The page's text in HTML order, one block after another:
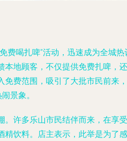
费喝扎啤”活动，迅速成为全城热
本地顾客，不仅提供免费扎啤，还
免费范围，吸引了大批市民前来，
景象。
。许多乐山市民结伴而来，在享受
精饮料。店主表示，此举是为了感